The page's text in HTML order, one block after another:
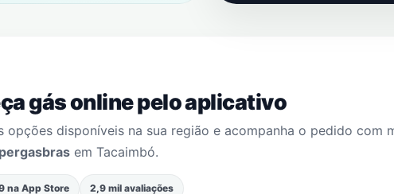
gás online pelo aplicativo
disponíveis na sua região e acompanha o pedido com
em Tacaimbó.
na App Store 2,9 mil avaliações